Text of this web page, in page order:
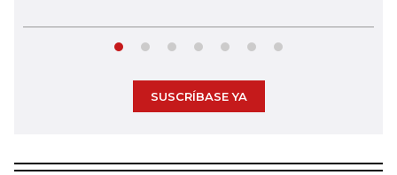
SUSCRÍBASE YA